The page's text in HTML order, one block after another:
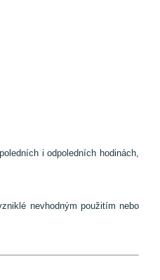
i odpoledních hodinách,
nevhodným použitím nebo